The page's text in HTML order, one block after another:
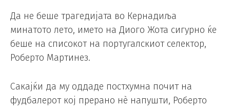
Да не беше трагедијата во Кернадиља
минатото лето, името на Диого Жота сигурно ќе
беше на списокот на португалскиот селектор,
Роберто Мартинез.
Сакајќи да му оддаде постхумна почит на
фудбалерот кој прерано нè напушти, Роберто